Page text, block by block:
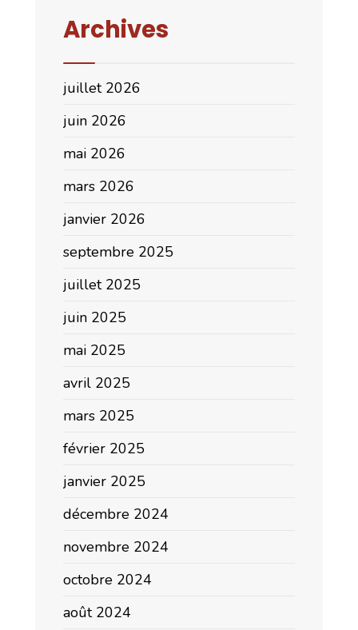
Archives
juillet 2026
juin 2026
mai 2026
mars 2026
janvier 2026
septembre 2025
juillet 2025
juin 2025
mai 2025
avril 2025
mars 2025
février 2025
janvier 2025
décembre 2024
novembre 2024
octobre 2024
août 2024